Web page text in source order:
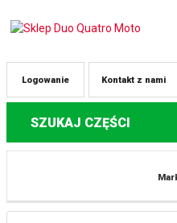
Kontakt z nami
Logowanie
SZUKAJ CZĘŚCI
Wyszukiwarka
Części do quadów
12-13, TRX500FPE 12-13, TRX500FPM